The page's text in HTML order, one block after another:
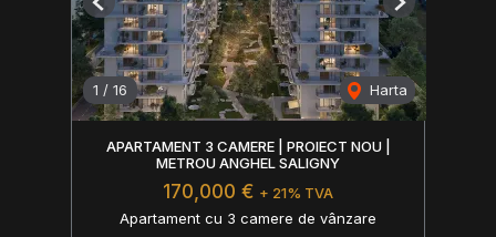
1 / 16 Harta
Previous Next
APARTAMENT 3 CAMERE | PROIECT NOU |
METROU ANGHEL SALIGNY
170,000 € + 21% TVA
Apartament cu 3 camere de vânzare